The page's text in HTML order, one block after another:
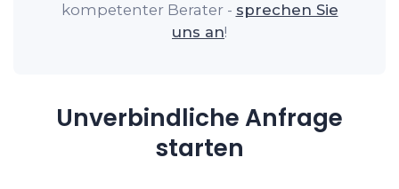
kompetenter Berater - sprechen Sie
uns an!
Unverbindliche Anfrage
starten